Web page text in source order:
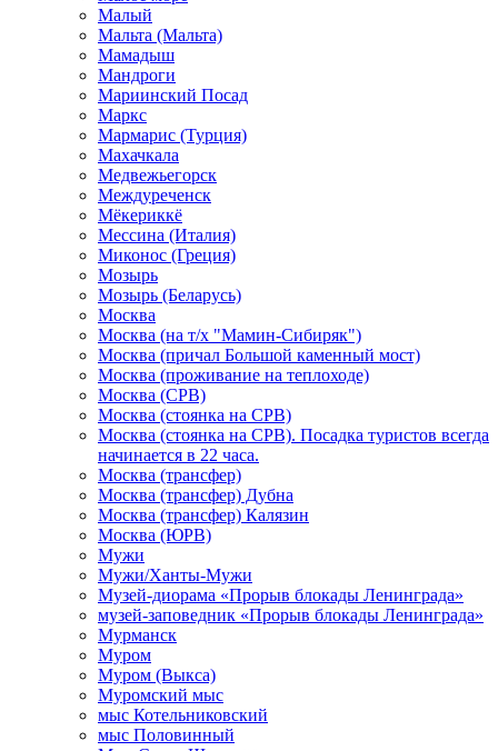
Малый
Мальта (Мальта)
Мамадыш
Мандроги
Мариинский Посад
Маркс
Мармарис (Турция)
Махачкала
Медвежьегорск
Междуреченск
Мёкериккё
Мессина (Италия)
Миконос (Греция)
Мозырь
Мозырь (Беларусь)
Москва
Москва (на т/х "Мамин-Сибиряк")
Москва (причал Большой каменный мост)
Москва (проживание на теплоходе)
Москва (СРВ)
Москва (стоянка на СРВ)
Москва (стоянка на СРВ). Посадка туристов всегда
начинается в 22 часа.
Москва (трансфер)
Москва (трансфер) Дубна
Москва (трансфер) Калязин
Москва (ЮРВ)
Мужи
Мужи/Ханты-Мужи
Музей-диорама «Прорыв блокады Ленинграда»
музей-заповедник «Прорыв блокады Ленинграда»
Мурманск
Муром
Муром (Выкса)
Муромский мыс
мыс Котельниковский
мыс Половинный